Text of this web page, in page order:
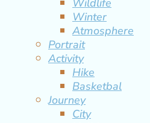
Wildlife
Winter
Atmosphere
Portrait
Activity
Hike
Basketbal
Journey
City